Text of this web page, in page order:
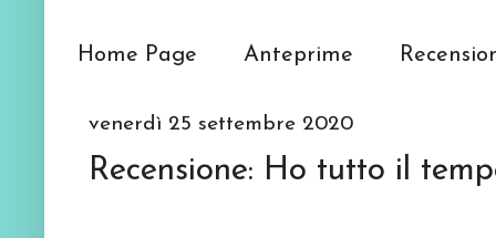
Home Page Anteprime
venerdì 25 settembre 2020
Recensione: Ho tutto il